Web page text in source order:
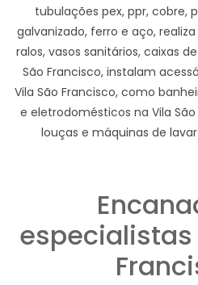
tubulações pex, ppr, cobre,
galvanizado, ferro e aço,
ralos, vasos sanitários, caixas
São Francisco, instalam
Vila São Francisco, como
e eletrodomésticos na Vila
louças e máquinas de
especialistas